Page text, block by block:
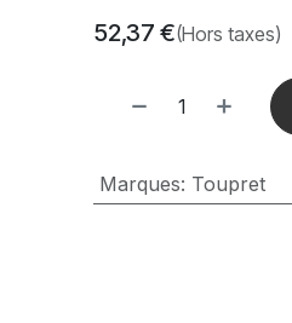
52,37 €(Hors taxes)
Marques: Toupret